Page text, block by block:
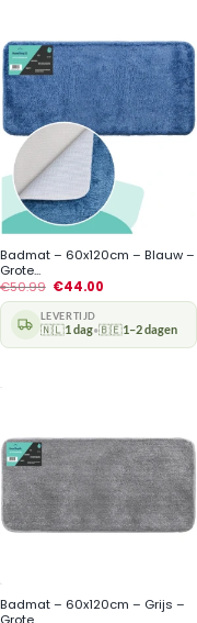
Badmat – 60x120cm – Blauw –
Grote...
€50.99 €44.00
LEVERTIJD
🇳🇱1 dag•🇧🇪1–2 dagen
Badmat – 60x120cm – Grijs –
Grote...